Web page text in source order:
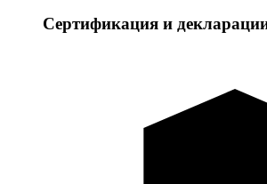
Сертификация и